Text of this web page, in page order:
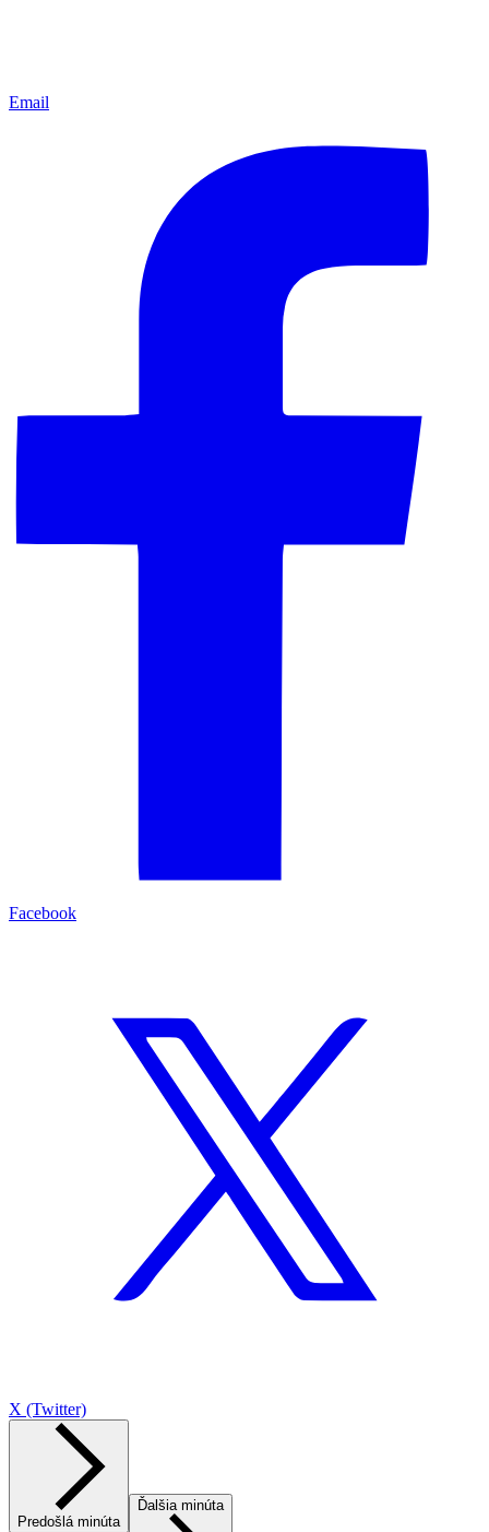
Email
Facebook
X (Twitter)
Predošlá minúta
Ďalšia minúta